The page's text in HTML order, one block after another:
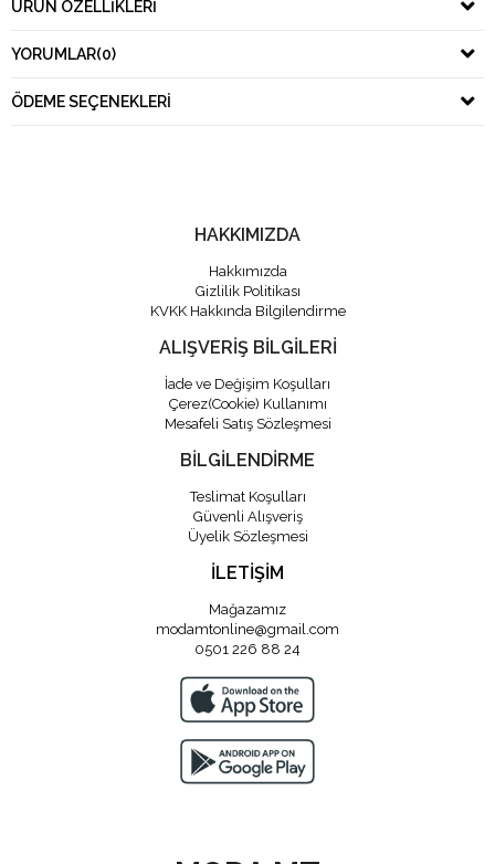
ÜRÜN ÖZELLIKLERI
YORUMLAR(0)
ÖDEME SEÇENEKLERI
HAKKIMIZDA
Hakkımızda
Gizlilik Politikası
KVKK Hakkında Bilgilendirme
ALIŞVERİŞ BİLGİLERİ
İade ve Değişim Koşulları
Çerez(Cookie) Kullanımı
Mesafeli Satış Sözleşmesi
BİLGİLENDİRME
Teslimat Koşulları
Güvenli Alışveriş
Üyelik Sözleşmesi
İLETİŞİM
Mağazamız
modamtonline@gmail.com
0501 226 88 24